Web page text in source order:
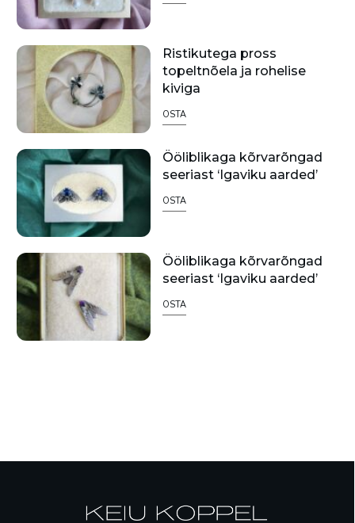
Ristikutega pross
topeltnõela ja rohelise
kiviga
OSTA
Ööliblikaga kõrvarõngad
seeriast ‘Igaviku aarded’
OSTA
Ööliblikaga kõrvarõngad
seeriast ‘Igaviku aarded’
OSTA